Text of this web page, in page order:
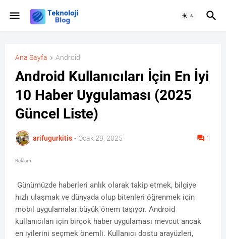
Ana Sayfa Android
Android Kullanıcıları İçin En İyi
10 Haber Uygulaması (2025
Güncel Liste)
arifugurkitis - Ocak 29, 2025 1
Reklam
Günümüzde haberleri anlık olarak takip etmek, bilgiye
hızlı ulaşmak ve dünyada olup bitenleri öğrenmek için
mobil uygulamalar büyük önem taşıyor. Android
kullanıcıları için birçok haber uygulaması mevcut ancak
en iyilerini seçmek önemli. Kullanıcı dostu arayüzleri,